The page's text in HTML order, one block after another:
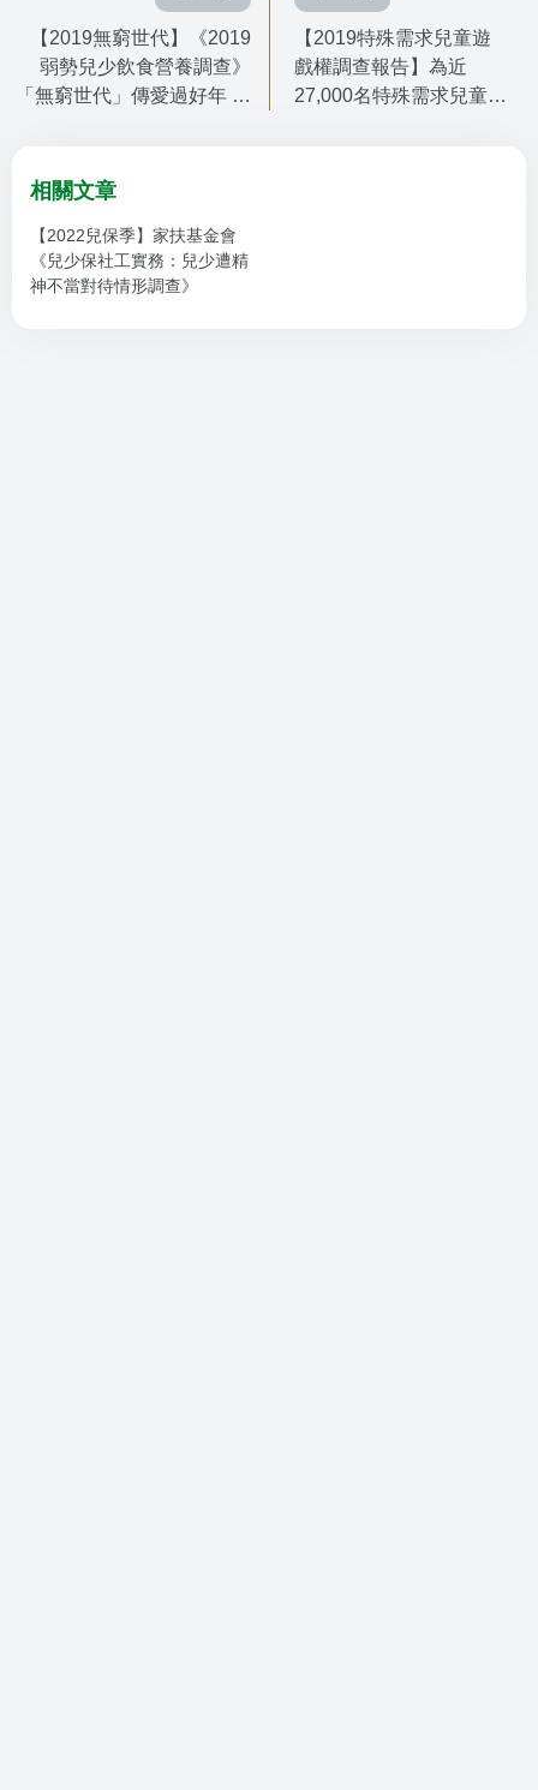
【2019無窮世代】《2019
弱勢兒少飲食營養調查》
「無窮世代」傳愛過好年 填
【2019特殊需求兒童遊
戲權調查報告】為近
27,000名特殊需求兒童遊
相關文章
【2022兒保季】家扶基金會
《兒少保社工實務：兒少遭精
神不當對待情形調查》